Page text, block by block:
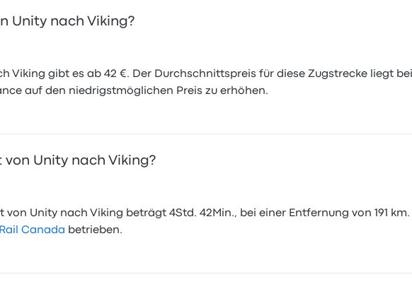
Unity nach Viking?
Viking gibt es ab 42 €. Der Durchschnittspreis für diese Zugstrecke liegt
auf den niedrigstmöglichen Preis zu erhöhen.
Unity nach Viking?
Unity nach Viking beträgt 4Std. 42Min., bei einer Entfernung von 191
Canada betrieben.